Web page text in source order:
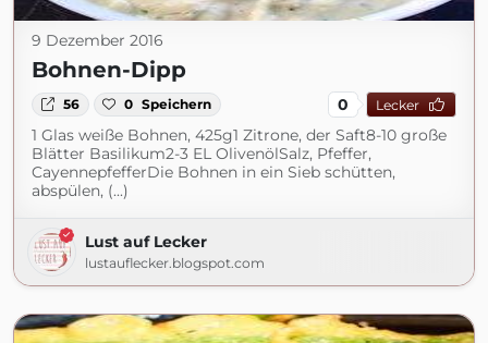
9 Dezember 2016
Bohnen-Dipp
56 0 Speichern 0 Lecker
1 Glas weiße Bohnen, 425g1 Zitrone, der Saft8-10 große
Blätter Basilikum2-3 EL OlivenölSalz, Pfeffer,
CayennepfefferDie Bohnen in ein Sieb schütten,
abspülen, (...)
Lust auf Lecker
lustauflecker.blogspot.com